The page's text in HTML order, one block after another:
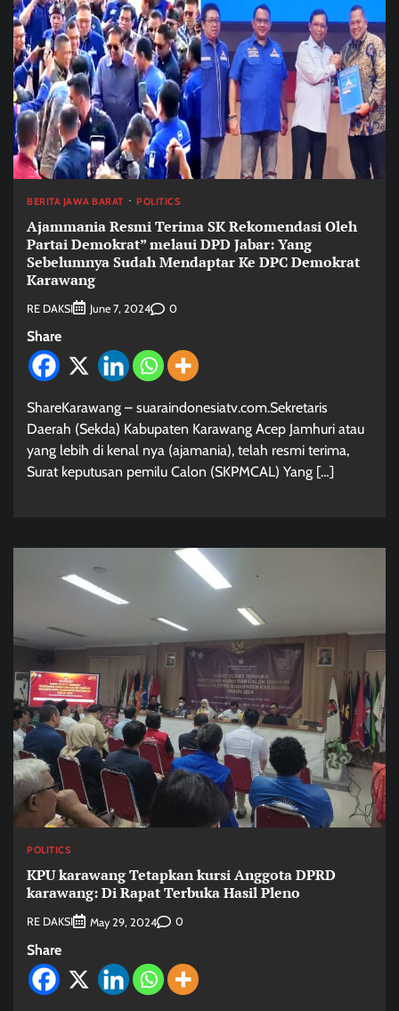
BERITA JAWA BARAT POLITICS
Ajammania Resmi Terima SK Rekomendasi Oleh
Partai Demokrat” melaui DPD Jabar: Yang
Sebelumnya Sudah Mendaptar Ke DPC Demokrat
Karawang
RE DAKSI June 7, 2024 0
Share
ShareKarawang – suaraindonesiatv.com.Sekretaris
Daerah (Sekda) Kabupaten Karawang Acep Jamhuri atau
yang lebih di kenal nya (ajamania), telah resmi terima,
Surat keputusan pemilu Calon (SKPMCAL) Yang […]
POLITICS
KPU karawang Tetapkan kursi Anggota DPRD
karawang: Di Rapat Terbuka Hasil Pleno
RE DAKSI May 29, 2024 0
Share